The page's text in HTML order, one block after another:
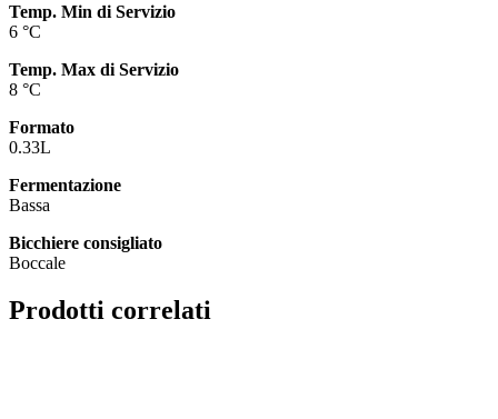
Temp. Min di Servizio
6 °C
Temp. Max di Servizio
8 °C
Formato
0.33L
Fermentazione
Bassa
Bicchiere consigliato
Boccale
Prodotti correlati